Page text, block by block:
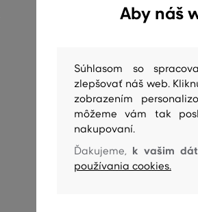
59,
Aby náš
Súhlasom so
zlepšovať náš web.
zobrazením
môžeme vám tak
nakupovaní.
Ďakujeme, k vašim
používania cookies.